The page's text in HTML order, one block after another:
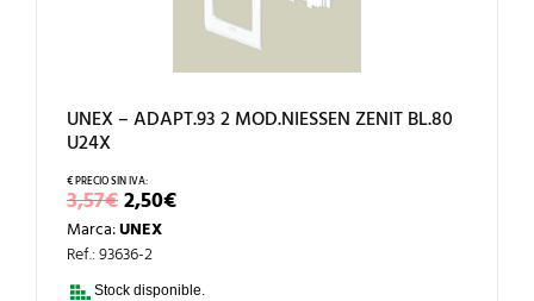
UNEX – ADAPT.93 2 MOD.NIESSEN ZENIT BL.80
U24X
3,57€EL
PRECIO
ORIGINAL
ERA:
3,57€.
2,50€EL
PRECIO
2,50€.
Marca:UNEX
Ref.: 93636-2
Stock disponible.